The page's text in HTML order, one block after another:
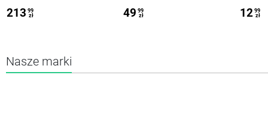
213 99
zł
49 99
zł
12 99
zł
Nasze marki